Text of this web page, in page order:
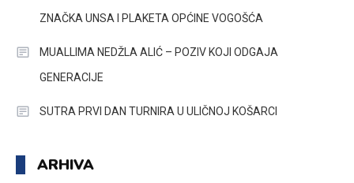
ZNAČKA UNSA I PLAKETA OPĆINE VOGOŠĆA
MUALLIMA NEDŽLA ALIĆ – POZIV KOJI ODGAJA
GENERACIJE
SUTRA PRVI DAN TURNIRA U ULIČNOJ KOŠARCI
ARHIVA